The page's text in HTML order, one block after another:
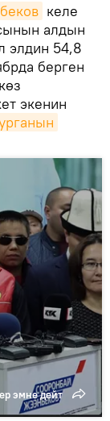
келе
алдын
элдин 54,8
берген
экенин
эмне дейт